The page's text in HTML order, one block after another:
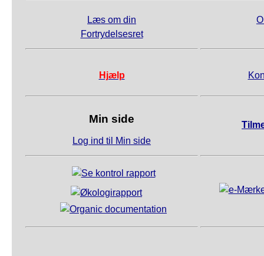
Læs om din
Fortrydelsesret
Hjælp
Min side
Log ind til Min side